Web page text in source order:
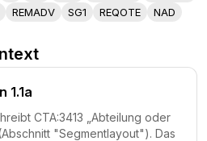
REMADV SG1 REQOTE NAD
1.1a
CTA:3413 „Abteilung oder
"Segmentlayout"). Das